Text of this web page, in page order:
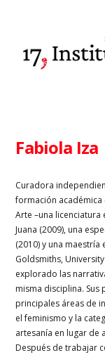
Fabiola Iza
Curadora
formación
Arte –una
Juana (2009), una
(2010) y una
Goldsmiths,
explorado las
misma disciplina.
principales áreas de
el feminismo y la
artesanía en lugar de
Después de trabajar